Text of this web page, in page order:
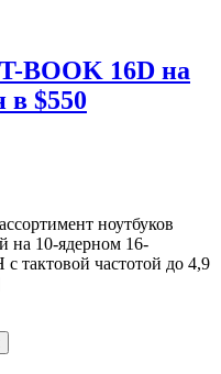
BOOK 16D на
в $550
ноутбуков
на 10-ядерном 16-
тактовой частотой до 4,9